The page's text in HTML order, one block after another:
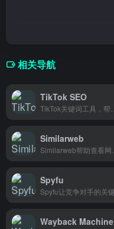
相关导航
TikTok SEO
Similarweb
Spyfu
Wayback Machine